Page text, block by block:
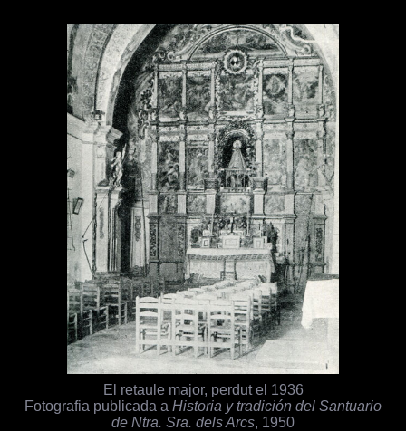
El retaule major, perdut el 1936
Fotografia publicada a Historia y tradición del Santuario
de Ntra. Sra. dels Arcs, 1950